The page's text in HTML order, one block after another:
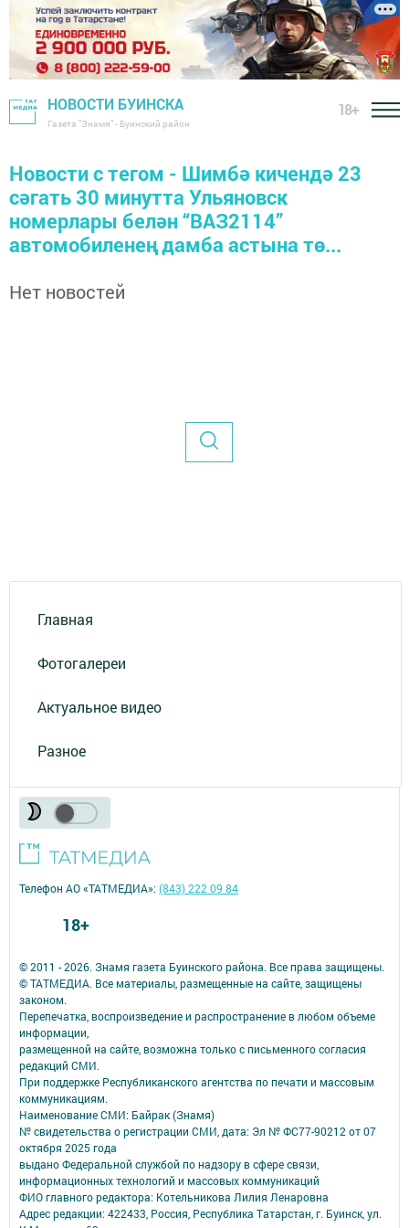
НОВОСТИ БУИНСКА
Газета "Знамя" - Буинский район
18+
Новости с тегом - Шимбә кичендә 23
сәгать 30 минутта Ульяновск
номерлары белән “ВАЗ2114”
автомобиленең дамба астына тө...
Нет новостей
Главная
Фотогалереи
Актуальное видео
Разное
© 2011 - 2026. Знамя газета Буинского района. Все права защищены.
© ТАТМЕДИА. Все материалы, размещенные на сайте, защищены
законом.
Перепечатка, воспроизведение и распространение в любом объеме
информации,
размещенной на сайте, возможна только с письменного согласия
редакций СМИ.
При поддержке Республиканского агентства по печати и массовым
коммуникациям.
Наименование СМИ: Байрак (Знамя)
№ свидетельства о регистрации СМИ, дата: Эл № ФС77-90212 от 07
октября 2025 года
выдано Федеральной службой по надзору в сфере связи,
информационных технологий и массовых коммуникаций
ФИО главного редактора: Котельникова Лилия Ленаровна
Адрес редакции: 422433, Россия, Республика Татарстан, г. Буинск, ул.
Телефон АО «ТАТМЕДИА»:(843) 222 09 84
18+